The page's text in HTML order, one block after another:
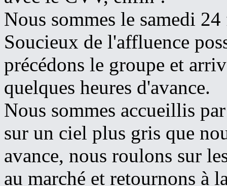
Nous sommes le samedi
Soucieux de l'affluence
précédons le groupe et
quelques heures d'avance.
Nous sommes accueillis
sur un ciel plus gris que
avance, nous roulons sur
au marché et retournons à